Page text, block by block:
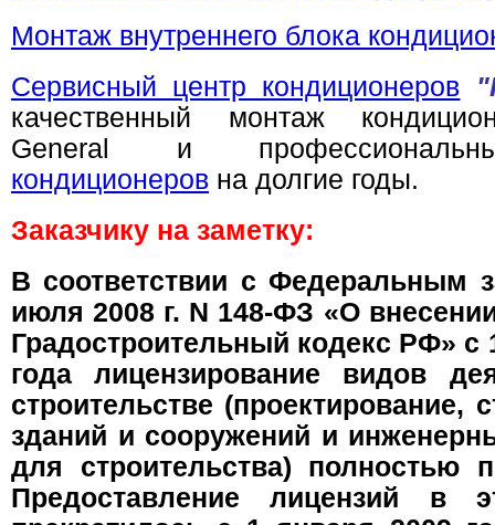
Монтаж внутреннего блока
Сервисный центр кондиционеров
качественный монтаж
General и
кондиционеров на долгие годы.
Заказчику на заметку:
В соответствии с Федеральным
июля 2008 г. N 148-ФЗ «О
Градостроительный кодекс РФ» с
года лицензирование видов
строительстве (проектирование,
зданий и сооружений и
для строительства) полностью
Предоставление лицензий в